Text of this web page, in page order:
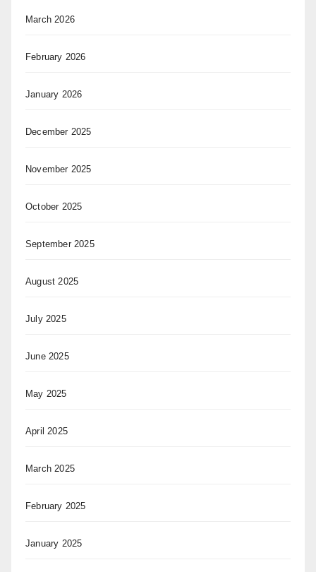
March 2026
February 2026
January 2026
December 2025
November 2025
October 2025
September 2025
August 2025
July 2025
June 2025
May 2025
April 2025
March 2025
February 2025
January 2025